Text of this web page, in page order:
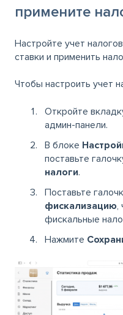
примените
Настройте учет
ставки и применить
Чтобы настроить учет
Откройте
админ-панели.
В блоке
поставьте
налоги.
Поставьте
фискализацию,
фискальные
Нажмите